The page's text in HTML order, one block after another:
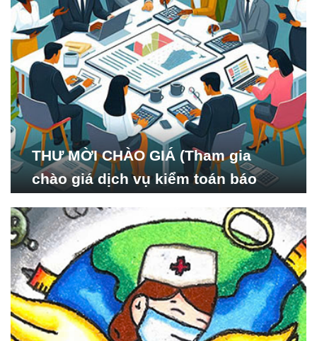
THƯ MỜI CHÀO GIÁ (Tham gia
chào giá dịch vụ kiểm toán báo
Nghiên cứu Phát triển Xã
hội_ISDS)